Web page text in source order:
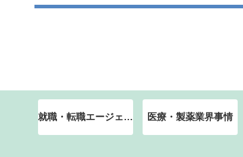
就職・転職エージェント 医療・製薬業界事情